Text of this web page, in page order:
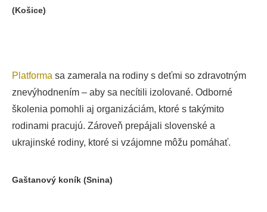
(Košice)
Platforma sa zamerala na rodiny s deťmi so zdravotným
znevýhodnením – aby sa necítili izolované. Odborné
školenia pomohli aj organizáciám, ktoré s takýmito
rodinami pracujú. Zároveň prepájali slovenské a
ukrajinské rodiny, ktoré si vzájomne môžu pomáhať.
Gaštanový koník (Snina)